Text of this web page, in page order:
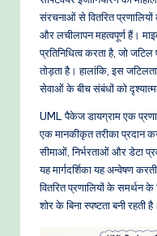
o
A
W
संरचनाओं से वितरित
और लचीलापन महत्वपूर्ण हैं।
प्रतिनिधित्व करता है, जो
तोड़ता है। हालांकि, इस
सेवाओं के बीच संबंधों को
UML पैकेज डायग्राम एक
एक मानकीकृत तरीका प्रदान
सीमाओं, निर्भरताओं और डेटा
यह मार्गदर्शिका यह अन्वेषण
वितरित प्रणालियों के समर्थन
शोर के बिना स्पष्टता बनी रहती है।